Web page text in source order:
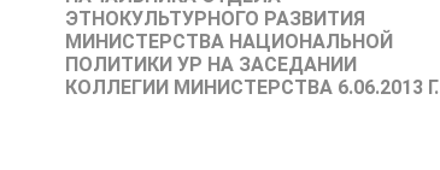
ЭТНОКУЛЬТУРНОГО РАЗВИТИЯ
МИНИСТЕРСТВА НАЦИОНАЛЬНОЙ
ПОЛИТИКИ УР НА ЗАСЕДАНИИ
КОЛЛЕГИИ МИНИСТЕРСТВА 6.06.2013 Г.